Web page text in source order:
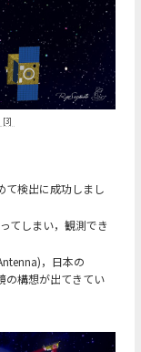
[3]
て検出に成功しまし
てしまい，観測でき
，日本の
の構想が出てきてい